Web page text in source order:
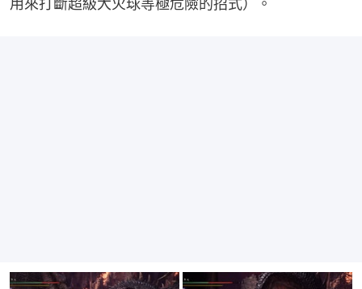
用來打斷超級大火球等極危險的招式）。